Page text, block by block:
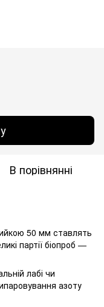
В порівнянні
50 мм ставлять
партії біопроб —
лабі чи
азоту